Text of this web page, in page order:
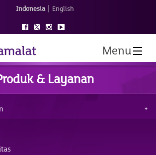
Indonesia | English
Menu
& Layanan